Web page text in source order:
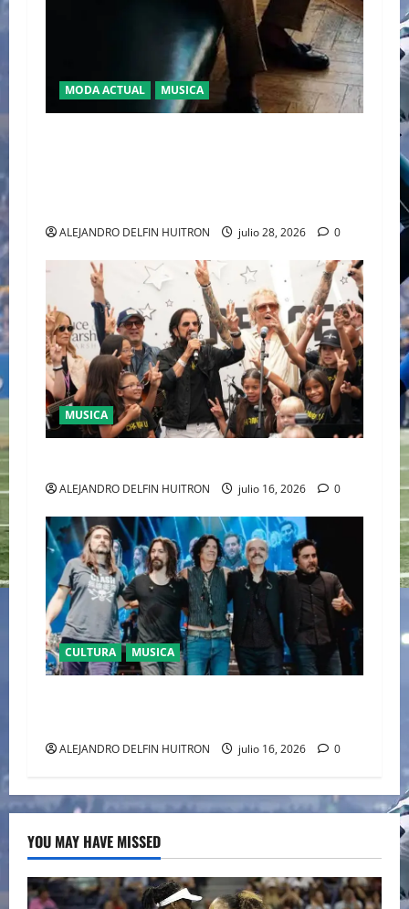
MODA ACTUAL MUSICA
ALEJANDRO DELFIN HUITRON julio 28, 2026 0
MUSICA
ALEJANDRO DELFIN HUITRON julio 16, 2026 0
CULTURA MUSICA
ALEJANDRO DELFIN HUITRON julio 16, 2026 0
YOU MAY HAVE MISSED